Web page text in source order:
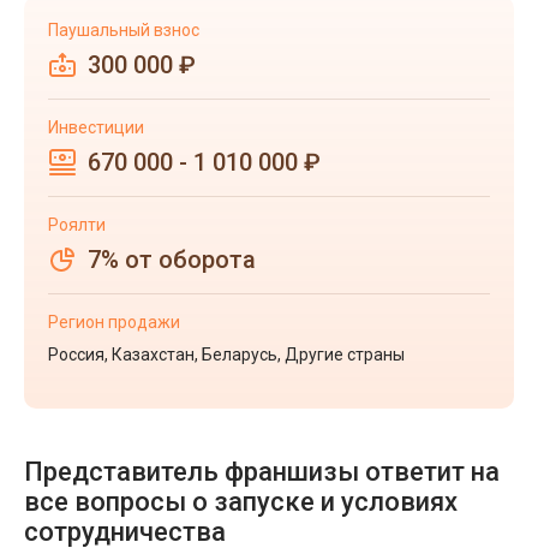
Паушальный взнос
300 000 ₽
Инвестиции
670 000 - 1 010 000 ₽
Роялти
7% от оборота
Регион продажи
Россия, Казахстан, Беларусь, Другие страны
Представитель франшизы ответит на
все вопросы о запуске и условиях
сотрудничества